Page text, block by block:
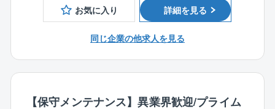
まずは工場や研究所の電気インフラ設備全般の設計,保
全,工事,運用などを担当し、
経験を積みながら、より大規模な設備改造プロジェク
ど、担当する業務の幅や責任範囲を広げていきます。
プラントの特性や運用条件に基づき、最適な計装機
プラント制御用コンピュータのシステム構成を決定
計装機器の設置工事の設計（配線図、配管図の作成
を立案します。
制御回路など）を習得していること。
◎化学又は石油化学系、医薬系のプラントの計装設計
または保全業務経験を有しているとなお良い。
高圧ガス、危険物、エネルギー管理、公害関連、消防
お気に入り 詳細を見る
同じ企業の他求人を見る
【保守メンテナンス】異業界歓迎/プライム